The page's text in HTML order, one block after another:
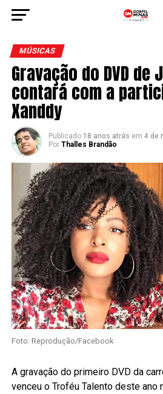
MÚSICAS
Gravação do DVD de
contará com a
Xanddy
Publicado 18 anos atrás em 4 de
Por Thalles Brandão
Foto: Reprodução/Facebook
A gravação do primeiro DVD da
venceu o Troféu Talento deste ano